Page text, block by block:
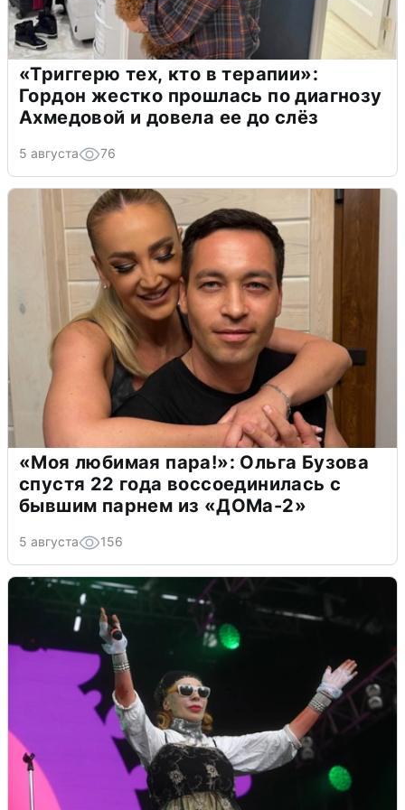
«Триггерю тех, кто в терапии»:
Гордон жестко прошлась по диагнозу
Ахмедовой и довела ее до слёз
5 августа 76
«Моя любимая пара!»: Ольга Бузова
спустя 22 года воссоединилась с
бывшим парнем из «ДОМа-2»
5 августа 156